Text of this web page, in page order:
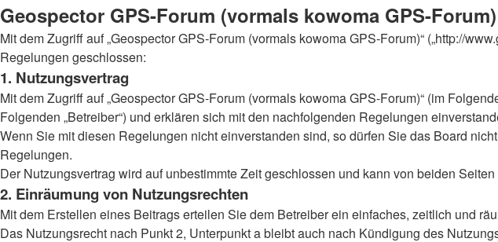
Geospector GPS-Forum (vormals kowoma GPS-
Mit dem Zugriff auf „Geospector GPS-Forum (vormals kowoma GPS-Forum)“ („http://
Regelungen geschlossen:
1. Nutzungsvertrag
Mit dem Zugriff auf „Geospector GPS-Forum (vormals kowoma GPS-Forum)“ (im
Folgenden „Betreiber“) und erklären sich mit den nachfolgenden Regelungen
Wenn Sie mit diesen Regelungen nicht einverstanden sind, so dürfen Sie das Board
Regelungen.
Der Nutzungsvertrag wird auf unbestimmte Zeit geschlossen und kann von beiden
2. Einräumung von Nutzungsrechten
Mit dem Erstellen eines Beitrags erteilen Sie dem Betreiber ein einfaches, zeitlich und
Das Nutzungsrecht nach Punkt 2, Unterpunkt a bleibt auch nach Kündigung des